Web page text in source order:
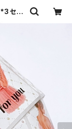
セン
くま